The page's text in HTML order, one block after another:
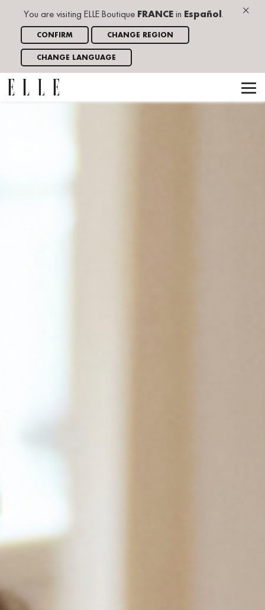
×
You are visiting ELLE Boutique FRANCE in Español .
CONFIRM CHANGE REGION
CHANGE LANGUAGE